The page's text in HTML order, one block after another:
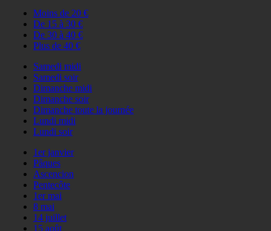
Moins de 20 €
De 15 à 30 €
De 30 à 40 €
Plus de 40 €
Samedi midi
Samedi soir
Dimanche midi
Dimanche soir
Dimanche toute la journée
Lundi midi
Lundi soir
1er janvier
Pâques
Ascencion
Pentecôte
1er mai
8 mai
14 juillet
15 août